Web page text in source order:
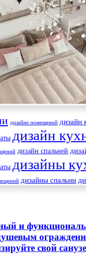
дизайне помещений дизайн
дизайн
дизайн спальней
дизайны
дизайны спальни
и
свой